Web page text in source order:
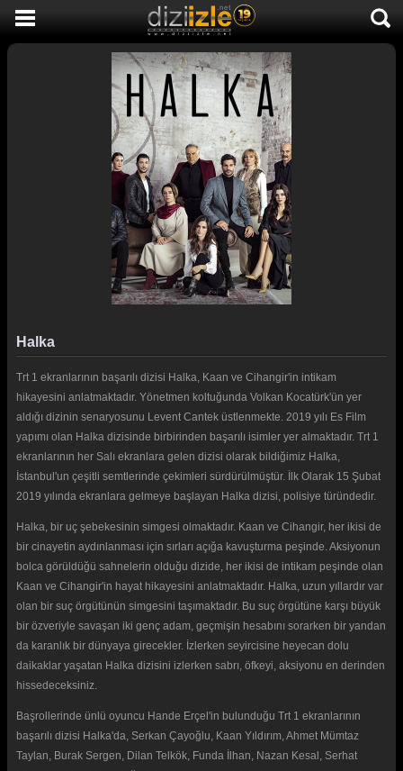
SON EKLENEN DİZİLER
GENÇLİK
DİZİ HABERLERİ
Halka
Trt 1 ekranlarının başarılı dizisi Halka, Kaan ve Cihangir'in intikam
hikayesini anlatmaktadır. Yönetmen koltuğunda Volkan Kocatürk'ün yer
aldığı dizinin senaryosunu Levent Cantek üstlenmekte. 2019 yılı Es Film
yapımı olan Halka dizisinde birbirinden başarılı isimler yer almaktadır. Trt 1
ekranlarının her Salı ekranlara gelen dizisi olarak bildiğimiz Halka,
İstanbul'un çeşitli semtlerinde çekimleri sürdürülmüştür. İlk Olarak 15 Şubat
2019 yılında ekranlara gelmeye başlayan Halka dizisi, polisiye türündedir.
Halka, bir uç şebekesinin simgesi olmaktadır. Kaan ve Cihangir, her ikisi de
bir cinayetin aydınlanması için sırları açığa kavuşturma peşinde. Aksiyonun
bolca görüldüğü sahnelerin olduğu dizide, her ikisi de intikam peşinde olan
Kaan ve Cihangir'in hayat hikayesini anlatmaktadır. Halka, uzun yıllardır var
olan bir suç örgütünün simgesini taşımaktadır. Bu suç örgütüne karşı büyük
bir özveriyle savaşan iki genç adam, geçmişin hesabını sorarken bir yandan
da karanlık bir dünyaya girecekler. İzlerken seyircisine heyecan dolu
daikaklar yaşatan Halka dizisini izlerken sabrı, öfkeyi, aksiyonu en derinden
hissedeceksiniz.
Başrollerinde ünlü oyuncu Hande Erçel'in bulunduğu Trt 1 ekranlarının
başarılı dizisi Halka'da, Serkan Çayoğlu, Kaan Yıldırım, Ahmet Mümtaz
Taylan, Burak Sergen, Dilan Telkök, Funda İlhan, Nazan Kesal, Serhat